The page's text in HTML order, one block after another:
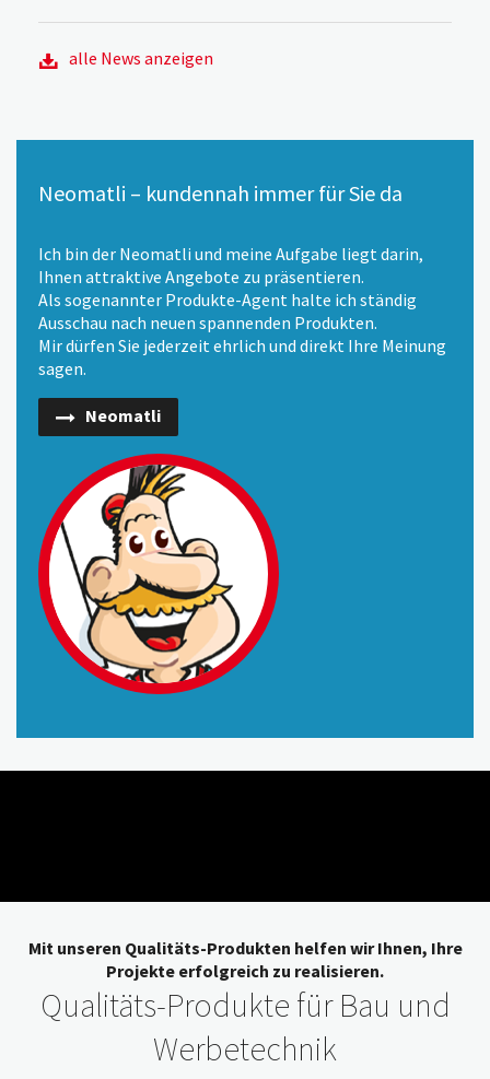
alle News anzeigen
Neomatli – kundennah immer für Sie da
Ich bin der Neomatli und meine Aufgabe liegt darin,
Ihnen attraktive Angebote zu präsentieren.
Als sogenannter Produkte-Agent halte ich ständig
Ausschau nach neuen spannenden Produkten.
Mir dürfen Sie jederzeit ehrlich und direkt Ihre Meinung
sagen.
Neomatli
Mit unseren Qualitäts-Produkten helfen wir Ihnen, Ihre
Projekte erfolgreich zu realisieren.
Qualitäts-Produkte für Bau und
Werbetechnik